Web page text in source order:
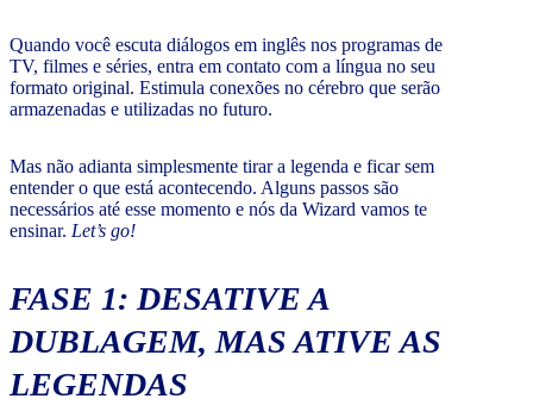
Quando você escuta diálogos em inglês nos programas de
TV, filmes e séries, entra em contato com a língua no seu
formato original. Estimula conexões no cérebro que serão
armazenadas e utilizadas no futuro.
Mas não adianta simplesmente tirar a legenda e ficar sem
entender o que está acontecendo. Alguns passos são
necessários até esse momento e nós da Wizard vamos te
ensinar. Let’s go!
FASE 1: DESATIVE A
DUBLAGEM, MAS ATIVE AS
LEGENDAS